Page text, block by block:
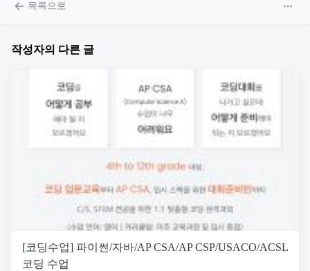
목록으로
작성자의 다른 글
[코딩수업] 파이썬/자바/AP CSA/AP CSP/USACO/ACSL
코딩 수업